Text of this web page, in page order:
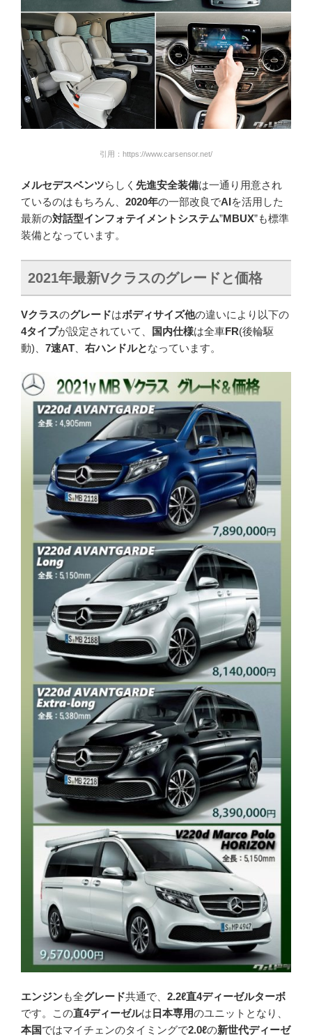
引用：https://www.carsensor.net/
メルセデスベンツらしく 先進安全装備は一通り用意され
ているのはもちろん、 2020年の一部改良でAIを活用した
最新の対話型インフォテイメントシステム”MBUX”も標準
装備となっています。
2021年最新Vクラスのグレードと価格
Vクラスのグレードはボディサイズ他の違いにより以下の
4タイプが設定されていて、 国内仕様は全車FR(後輪駆
動)、 7速AT 右ハンドルとなっています。
エンジンも全グレード共通で、 2.2ℓ直4ディーゼルターボ
です。この直4ディーゼルは 日本専用のユニットとなり、
本国ではマイチェンのタイミングで2.0ℓの新世代ディーゼ